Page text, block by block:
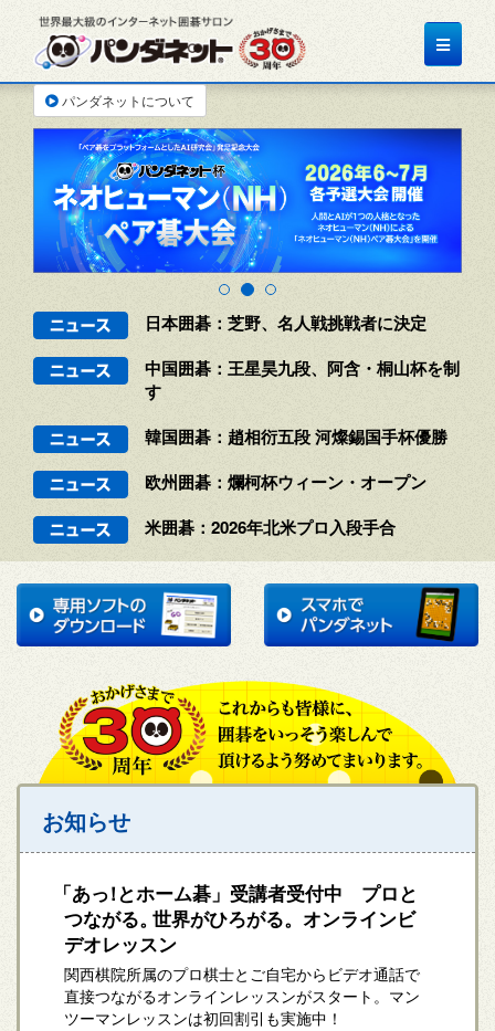
Toggle
パンダネットについて
日本囲碁：芝野、名人戦挑戦者に決定
中国囲碁：王星昊九段、阿含・桐山杯を制
す
韓国囲碁：趙相衍五段 河燦錫国手杯優勝
欧州囲碁：爛柯杯ウィーン・オープン
米囲碁：2026年北米プロ入段手合
お知らせ
「あっ！とホーム碁」受講者受付中 プロと
つながる。世界がひろがる。オンラインビ
デオレッスン
関西棋院所属のプロ棋士とご自宅からビデオ通話で
直接つながるオンラインレッスンがスタート。マン
ツーマンレッスンは初回割引も実施中！